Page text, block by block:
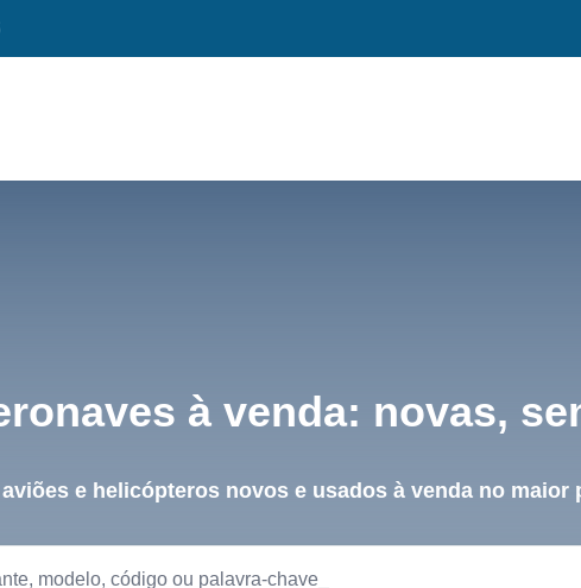
à venda: novas,
e helicópteros novos e usados à venda no